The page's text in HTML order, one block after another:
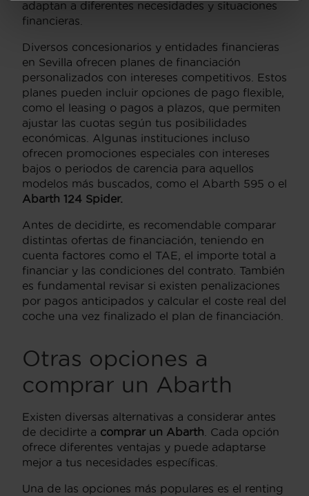
adaptan a diferentes necesidades y situaciones
financieras.
Diversos concesionarios y entidades financieras
en Sevilla ofrecen planes de financiación
personalizados con intereses competitivos. Estos
planes pueden incluir opciones de pago flexible,
como el leasing o pagos a plazos, que permiten
ajustar las cuotas según tus posibilidades
económicas. Algunas instituciones incluso
ofrecen promociones especiales con intereses
bajos o periodos de carencia para aquellos
modelos más buscados, como el Abarth 595 o el
Abarth 124 Spider.
Antes de decidirte, es recomendable comparar
distintas ofertas de financiación, teniendo en
cuenta factores como el TAE, el importe total a
financiar y las condiciones del contrato. También
es fundamental revisar si existen penalizaciones
por pagos anticipados y calcular el coste real del
coche una vez finalizado el plan de financiación.
Otras opciones a
comprar un Abarth
Existen diversas alternativas a considerar antes
de decidirte a comprar un Abarth . Cada opción
ofrece diferentes ventajas y puede adaptarse
mejor a tus necesidades específicas.
Una de las opciones más populares es el renting